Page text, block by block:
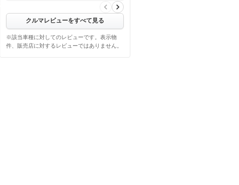
クルマレビューをすべて見る
※該当車種に対してのレビューです。表示物
件、販売店に対するレビューではありません。